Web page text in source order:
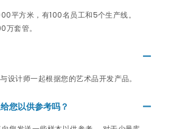
平方米，有100名员工和5个生产线。
套管。
设计师一起根据您的艺术品开发产品。
您以供参考吗？